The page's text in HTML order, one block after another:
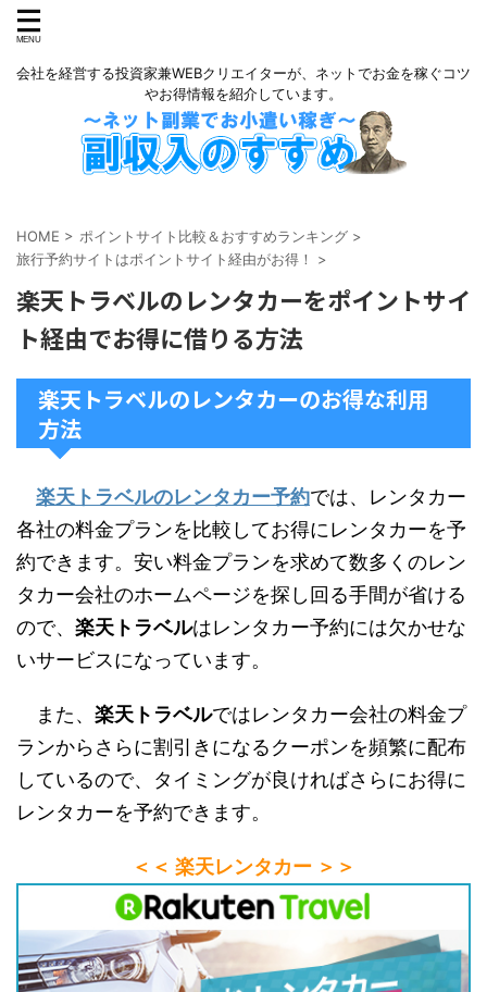
会社を経営する投資家兼WEBクリエイターが、ネットでお金を稼ぐコツ
やお得情報を紹介しています。
HOME > ポイントサイト比較＆おすすめランキング >
旅行予約サイトはポイントサイト経由がお得！
>
楽天トラベルのレンタカーをポイントサイ
ト経由でお得に借りる方法
楽天トラベルのレンタカーのお得な利用
方法
楽天トラベルのレンタカー予約では、レンタカー
各社の料金プランを比較してお得にレンタカーを予
約できます。安い料金プランを求めて数多くのレン
タカー会社のホームページを探し回る手間が省ける
ので、 楽天トラベルはレンタカー予約には欠かせな
いサービスになっています。
また、 楽天トラベルではレンタカー会社の料金プ
ランからさらに割引きになるクーポンを頻繁に配布
しているので、タイミングが良ければさらにお得に
レンタカーを予約できます。
＜＜ 楽天レンタカー ＞＞